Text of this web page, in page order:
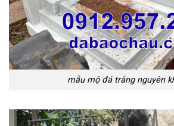
mẫu mộ đá trắng nguyên